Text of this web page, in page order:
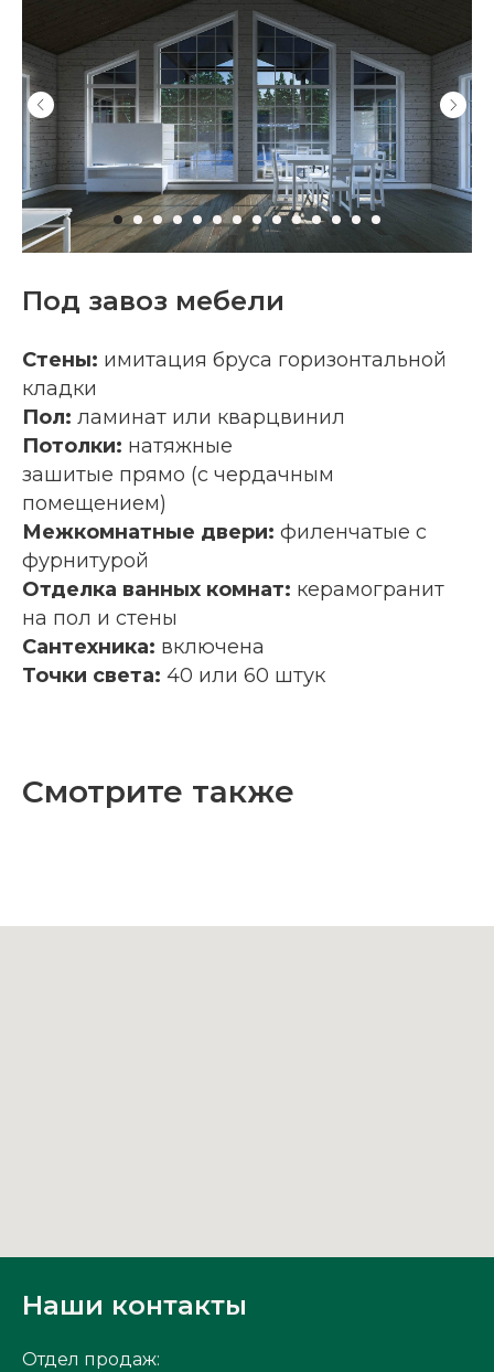
Под завоз мебели
Стены: имитация бруса горизонтальной
кладки
Пол: ламинат или кварцвинил
Потолки: натяжные
зашитые прямо (с чердачным
помещением)
Межкомнатные двери: филенчатые с
фурнитурой
Отделка ванных комнат: керамогранит
на пол и стены
Сантехника: включена
Точки света: 40 или 60 штук
Смотрите также
Наши контакты
Отдел продаж: